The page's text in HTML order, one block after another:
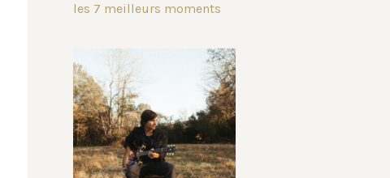
les 7 meilleurs moments